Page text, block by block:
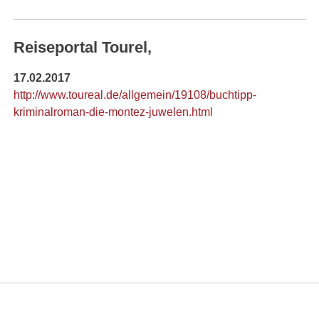
Reiseportal Tourel,
17.02.2017
http://www.toureal.de/allgemein/19108/buchtipp-
kriminalroman-die-montez-juwelen.html